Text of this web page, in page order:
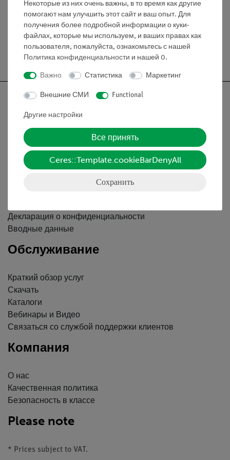
Мощность: 0,5 Вт.
Бесплатная доставка от 300,- €
Nach oben
Информация
Декларация о конфиденциальности
Вводные данные
Обслуживание
Краткий обзор услуг
Скачать
Каталоги
Вебинары и Видео
Связаться со службой поддержки клиентов
Компания
О нас
Качественная политика
Безопасность в классе
Please note
* Prices subject to VAT.
Некоторые из них очень важны, в то время как другие
помогают нам улучшить этот сайт и ваш опыт. Для
получения более подробной информации о куки-
файлах, которые мы используем, и ваших правах как
пользователя, пожалуйста, ознакомьтесь с нашей
Политика конфиденциальности и нашей 0.
Важно Статистика Маркетинг
Внешние СМИ Functional
Другие настройки
Все принять
Ceres::Template.cookieBarDenyAll
Сохранить